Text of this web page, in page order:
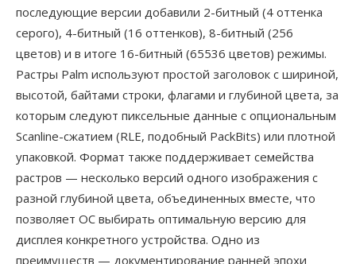
последующие версии добавили 2-битный (4 оттенка
серого), 4-битный (16 оттенков), 8-битный (256
цветов) и в итоге 16-битный (65536 цветов) режимы.
Растры Palm используют простой заголовок с шириной,
высотой, байтами строки, флагами и глубиной цвета, за
которым следуют пиксельные данные с опциональным
Scanline-сжатием (RLE, подобный PackBits) или плотной
упаковкой. Формат также поддерживает семейства
растров — несколько версий одного изображения с
разной глубиной цвета, объединенных вместе, что
позволяет ОС выбирать оптимальную версию для
дисплея конкретного устройства. Одно из
преимуществ — документирование ранней эпохи